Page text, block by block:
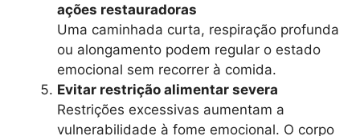
ações restauradoras
Uma caminhada curta, respiração profunda
ou alongamento podem regular o estado
emocional sem recorrer à comida.
Evitar restrição alimentar severa
Restrições excessivas aumentam a
vulnerabilidade à fome emocional. O corpo